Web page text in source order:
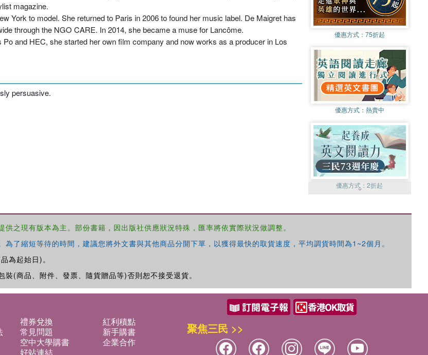
magazine.
York to model. She returned to Paris in 2006 to found her music label. De Maigret has
through the NGO CARE. In 2014, she became a muse for Lancôme.
and HEC, she started her own film company and now works as a producer in Los
persuasive.
優惠方式： 75折起
優惠方式： 熱賣中
優惠方式：2折起
之現有版本為主。部份書籍，因出版社供應狀況特殊，匯率將依實際狀況做調整。
了縮短等待的時間，建議您將外文書與其他商品分開下單，以獲得最快的取貨速度，平均調貨時間為1~2個月。
為起始日)。
(商品、附件、發票、隨貨贈品等)否則恕不接受退貨。
禮券兌換
紅利積點
常見問題
新手購書
空中大學購書
企業合作
好站連結
聚焦三民 >>